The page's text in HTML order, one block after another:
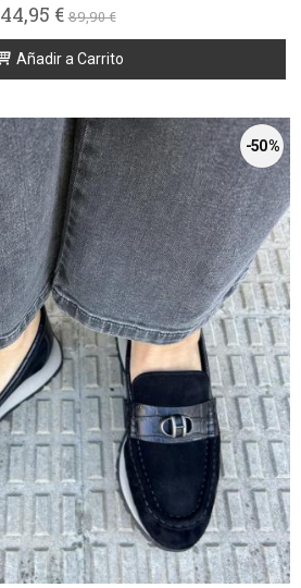
44,95 €89,90 €
Añadir a Carrito
-50 %